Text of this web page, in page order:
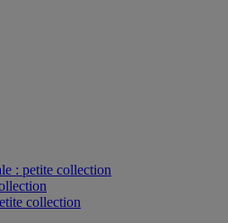
: petite collection
collection